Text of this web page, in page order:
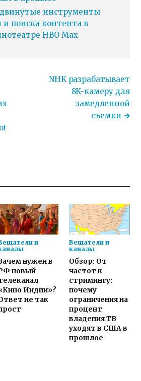
инструменты
и поиска контента в
HBO Max
NHK разрабатывает
8K-камеру для
замедленной
съемки
и
нужен в
новый
Индии»?
не так
Вещатели и
каналы
Обзор: От
частот к
стримингу:
почему
ограничения на
процент
владения ТВ
уходят в США в
прошлое